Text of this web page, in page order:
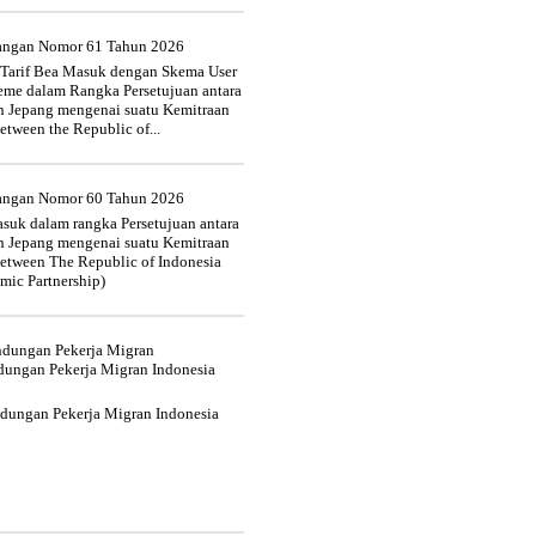
Nomor 61 Tahun 2026
Bea Masuk dengan Skema User
dalam Rangka Persetujuan antara
mengenai suatu Kemitraan
the Republic of...
Nomor 60 Tahun 2026
dalam rangka Persetujuan antara
mengenai suatu Kemitraan
The Republic of Indonesia
Partnership)
Pekerja Migran
Pekerja Migran Indonesia
Pekerja Migran Indonesia